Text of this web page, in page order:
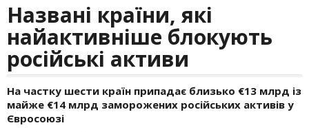
Названі країни, які
найактивніше блокують
російські активи
На частку шести країн припадає близько €13 млрд із
майже €14 млрд заморожених російських активів у
Євросоюзі